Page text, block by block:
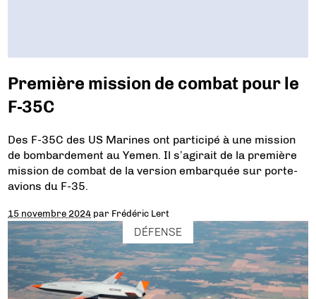
Première mission de combat pour le
F-35C
Des F-35C des US Marines ont participé à une mission
de bombardement au Yemen. Il s’agirait de la première
mission de combat de la version embarquée sur porte-
avions du F-35.
15 novembre 2024 par Frédéric Lert
DÉFENSE